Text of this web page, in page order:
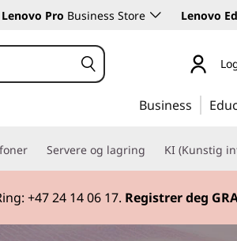
Lenovo Pro Business Store Lenovo
Business
Servere og lagring KI (Kunstig
+47 24 14 06 17. Registrer deg
2 of 2